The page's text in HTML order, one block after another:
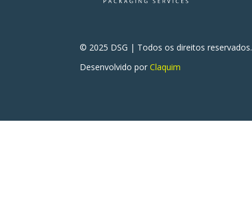
© 2025 DSG | Todos os direitos reservados.
Desenvolvido porClaquim